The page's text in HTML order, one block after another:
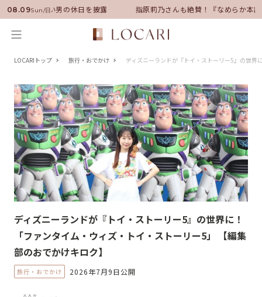
08.09Sun/日
に就任！いい男の休日を披露 指原莉乃さんも絶賛！『なめらか本
LOCARIトップ 旅行・おでかけ ディズニーランドが『トイ・ストーリー5』の世
ディズニーランドが『トイ・ストーリー5』の世界に！
「ファンタイム・ウィズ・トイ・ストーリー5」 【編集
部のおでかけキロク】
旅行・おでかけ 2026年7月9日公開